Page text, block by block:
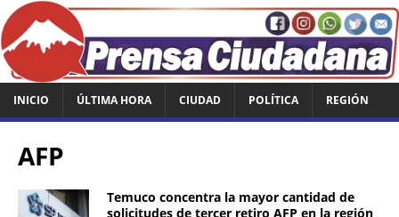
INICIO ÚLTIMA HORA CIUDAD POLÍTICA REGIÓN
AFP
Temuco concentra la mayor cantidad de
solicitudes de tercer retiro AFP en la región